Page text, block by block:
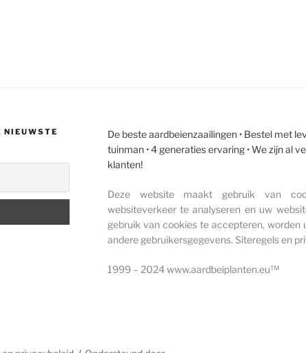
NIEUWSTE
De beste aardbeienzaailingen • Bestel met
tuinman • 4 generaties ervaring • We zijn al
klanten!
Deze website maakt gebruik van
websiteverkeer te analyseren en uw
gebruik van cookies te accepteren,
andere gebruikersgegevens. Siteregels en
1999 – 2024 www.aardbeiplanten.eu™